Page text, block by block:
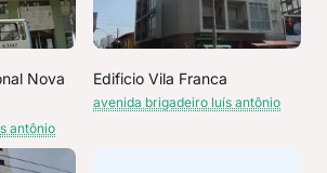
Nova
antônio
Edificio Vila Franca
avenida brigadeiro luís antônio